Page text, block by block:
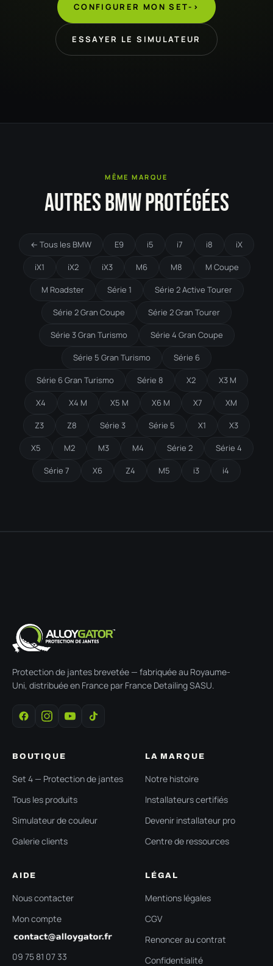
CONFIGURER MON SET->
ESSAYER LE SIMULATEUR
MÊME MARQUE
AUTRES BMW PROTÉGÉES
← Tous les BMW E9 i5 i7 i8 iX
iX1 iX2 iX3 M6 M8 M Coupe
M Roadster Série 1 Série 2 Active Tourer
Série 2 Gran Coupe Série 2 Gran Tourer
Série 3 Gran Turismo Série 4 Gran Coupe
Série 5 Gran Turismo Série 6
Série 6 Gran Turismo Série 8 X2 X3 M
X4 X4 M X5 M X6 M X7 XM
Z3 Z8 Série 3 Série 5 X1 X3
X5 M2 M3 M4 Série 2 Série 4
Série 7 X6 Z4 M5 i3 i4
Protection de jantes brevetée — fabriquée au Royaume-
Uni, distribuée en France par France Detailing SASU.
BOUTIQUE
Set 4 — Protection de jantes
Tous les produits
Simulateur de couleur
Galerie clients
LA MARQUE
Notre histoire
Installateurs certifiés
Devenir installateur pro
Centre de ressources
AIDE
Nous contacter
Mon compte
09 75 81 07 33
LÉGAL
Mentions légales
CGV
Renoncer au contrat
Confidentialité